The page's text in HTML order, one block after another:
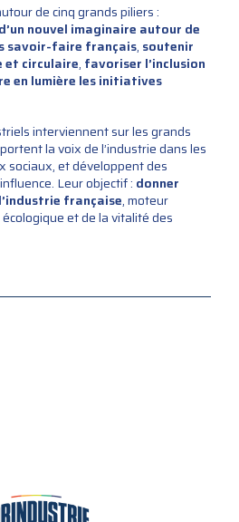
de cinq grands piliers :
nouvel imaginaire autour de
savoir-faire français, soutenir
et circulaire, favoriser l’inclusion
en lumière les initiatives
interviennent sur les grands
la voix de l’industrie dans les
sociaux, et développent des
Leur objectif : donner
française, moteur
et de la vitalité des